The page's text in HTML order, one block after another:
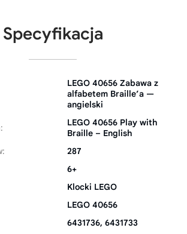
Specyfikacja
LEGO 40656 Zabawa z
alfabetem Braille’a —
angielski
LEGO 40656 Play with
Braille – English
287
6+
Klocki LEGO
LEGO 40656
6431736, 6431733